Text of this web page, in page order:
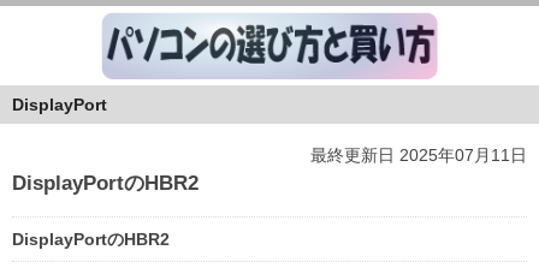
DisplayPort
最終更新日 2025年07月11日
DisplayPortのHBR2
DisplayPortのHBR2